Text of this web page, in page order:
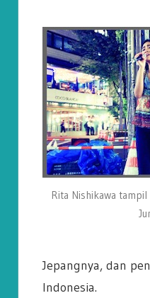
Rita Nishikawa
Jepangnya, dan
Indonesia.